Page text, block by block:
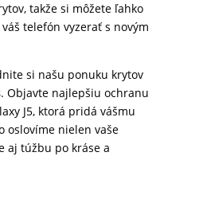
takže si môžete ľahko
telefón vyzerať s novým
si našu ponuku krytov
. Objavte najlepšiu ochranu
J5, ktorá pridá vášmu
oslovíme nielen vaše
aj túžbu po kráse a